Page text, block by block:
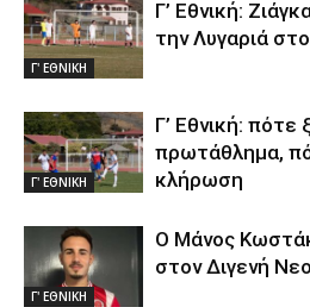
Γ' ΕΘΝΙΚΗ
Γ’ Εθνική:
την Λυγαριά
Γ' ΕΘΝΙΚΗ
Γ’ Εθνική: πότε
πρωτάθλημα,
κλήρωση
Γ' ΕΘΝΙΚΗ
Ο Μάνος
στον Διγενή